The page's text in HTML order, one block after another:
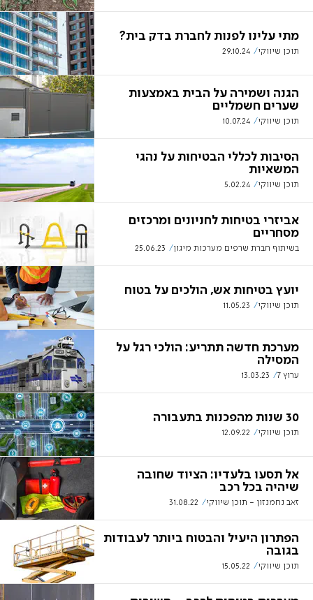
מתי עלינו לפנות לחברת בדק בית?
תוכן שיווקי 29.10.24
הגנה ושמירה על הבית באמצעות
שערים חשמליים
תוכן שיווקי 10.07.24
הסיבות לכללי הבטיחות על נהגי
המשאיות
תוכן שיווקי 5.02.24
אביזרי בטיחות לחניונים ומרכזים
מסחריים
בשיתוף חברת שרפים מערכות מיגון 25.06.23
יועץ בטיחות אש, הולכים על בטוח
תוכן שיווקי 11.05.23
מערכת חדשה תתריע: הולכי רגל על
המסילה
ערוץ 7 13.03.23
30 שנות מהפכנות בתעבורה
תוכן שיווקי 12.09.22
אל תסעו בלעדיו: הציוד שחובה
שיהיה בכל רכב
זאב נחמנזון - תוכן שיווקי 31.08.22
הפתרון היעיל והבטוח ביותר לעבודות
בגובה
תוכן שיווקי 15.05.22